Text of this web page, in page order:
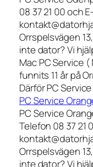
08 37 21 00 och
Orrspelsvägen
inte dator? Vi
Mac PC Service
funnits 11 år på
Därför PC
PC Service
PC Service
Telefon 08 37 21
Orrspelsvägen
inte dator? Vi